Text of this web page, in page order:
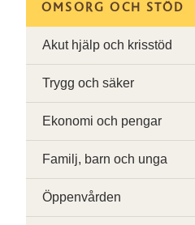
OMSORG OCH STÖD
Akut hjälp och krisstöd
Trygg och säker
Ekonomi och pengar
Familj, barn och unga
Öppenvården